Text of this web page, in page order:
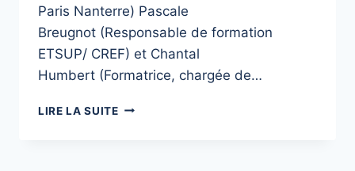
Paris Nanterre) Pascale
Breugnot (Responsable de formation
ETSUP/ CREF) et Chantal
Humbert (Formatrice, chargée de…
LIRE LA SUITEHOMMAGE